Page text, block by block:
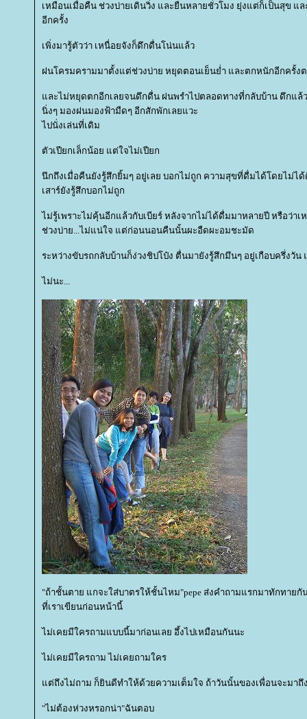
เหมือนเมื่อคืน ช่วงบ่ายเดินวิ่ง และยืนหลายชั่วโมง ยุ่งแต่ก็เป็นสุข แ
อีกครั้ง
เพิ่งมารู้ตัวว่า เหนื่อยจังก็ดึกดื่นโน่นแล้ว
ฝนโครมครามมาตั้งแต่ช่วงบ่าย หยุดตอนเย็นย่ำ และตกหนักอีกครั้
ละไม่หยุดตกอีกเลยจนดึกดื่น ฝนพรำไปตลอดทางที่กลับบ้าน ดึกแล้
นิ่งๆ มองฝนมองฟ้ามืดๆ อีกสักพักเลยแวะ
ไปนั่งเล่นที่เดิม
ตัวเปียกเล็กน้อย แต่ใจไม่เปียก
นึกถึงเมื่อคืนยังรู้สึกยิ้มๆ อยู่เลย บอกไม่ถูก ความสุขที่ดื่มได้โดยไม่
เสาร์ยังรู้สึกบอกไม่ถูก
ไม่รู้เพราะไม่คุ้นอีกแล้วกับเบียร์ หลังจากไม่ได้ดื่มมาหลายปี หรือว่าเ
ช่วงบ่าย...ไม่แน่ใจ แต่ก่อนนอนคืนนั้นผะอืดผะอมชะมัด
ระหว่างขับรถกลับบ้านก็ง่วงชิปโป๋ง ตื่นมายังรู้สึกมึนๆ อยู่เกือบครึ่งวัน
ไม่นะ...
"ถ้าชั้นตาย แกจะใส่บาตรให้ชั้นไหม"pepe ส่งคำถามแรกมาทักทายกั
ที่เราเขียนก่อนหน้านี้
ไม่เคยมีใครถามแบบนี้มาก่อนเลย อึ้งไปเหมือนกันนะ
ไม่เคยมีใครถาม ไม่เคยถามใคร
ต่ถึงไม่ถาม ก็ยินดีทำให้ด้วยความเต็มใจ ถ้าวันนั้นของเพื่อนจะมาถึง
"ไม่ต้องห่วงหรอกน่า"ฉันตอบ